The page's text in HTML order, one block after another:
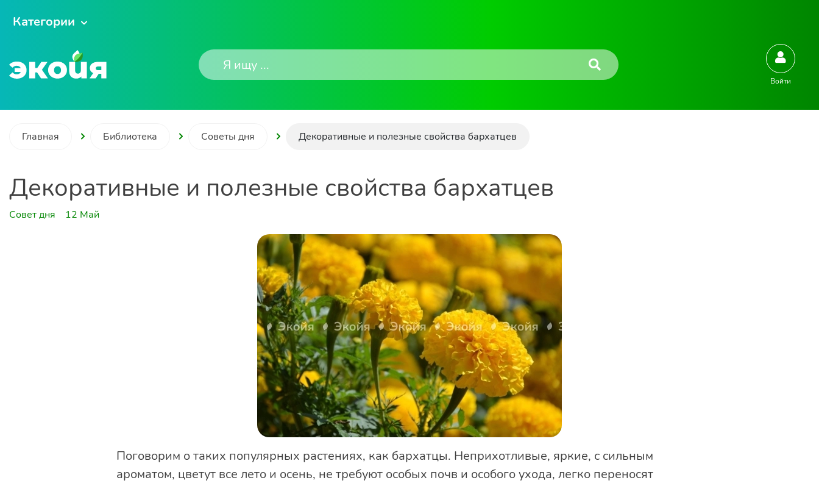
Категории
Войти
Главная Библиотека Советы дня Декоративные и полезные свойства бархатцев
Декоративные и полезные свойства бархатцев
Совет дня 12 Май
Поговорим о таких популярных растениях, как бархатцы. Неприхотливые, яркие, с сильным
ароматом, цветут все лето и осень, не требуют особых почв и особого ухода, легко переносят